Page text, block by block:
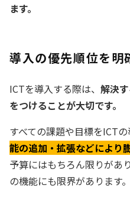
ます。
導入の優先順位を明
ICTを導入する際は、 解決
をつけることが大切です。
すべての課題や目標をICT
能の追加・拡張などにより
予算にはもちろん限りがあ
の機能にも限界があります。